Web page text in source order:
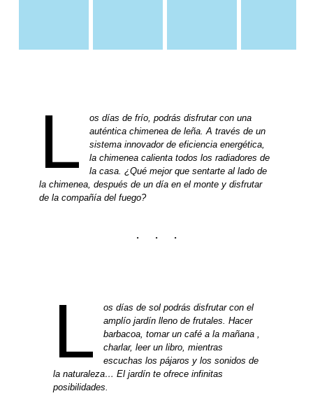
L
os días de frío, podrás disfrutar con una
auténtica chimenea de leña. A través de un
sistema innovador de eficiencia energética,
la chimenea calienta todos los radiadores de
la casa. ¿Qué mejor que sentarte al lado de
la chimenea, después de un día en el monte y disfrutar
de la compañía del fuego?
L
os días de sol podrás disfrutar con el
amplío jardín lleno de frutales. Hacer
barbacoa, tomar un café a la mañana ,
charlar, leer un libro, mientras
escuchas los pájaros y los sonidos de
la naturaleza… El jardín te ofrece infinitas
posibilidades.